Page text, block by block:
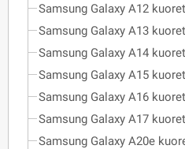
Samsung Galaxy A12 kuoret
Samsung Galaxy A13 kuoret
Samsung Galaxy A14 kuoret
Samsung Galaxy A15 kuoret
Samsung Galaxy A16 kuoret
Samsung Galaxy A17 kuoret
Samsung Galaxy A20e